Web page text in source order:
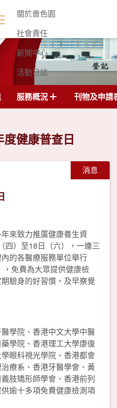
關於嗇色園
社會責任
新聞中心
活動日誌
聯絡我們
服務概況 刊物及申請
度健康普查日
消息
來致力推廣健康養生資
四）至18日（六），一連三
的各醫療服務單位舉行
，免費為大眾提供健康檢
驗身的好習慣，及早察覺
學院、香港中文大學中醫
學院、香港理工大學康復
眼科視光學院、香港都會
療系、香港牙醫學會、黃
肢矯形師學會、香港前列
逾十多項免費健康檢測項